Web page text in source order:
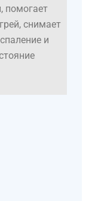
помогает
снимает
и